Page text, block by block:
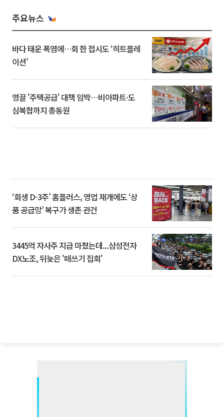
주요뉴스
바다 태운 폭염에…회 한 접시도 ‘히트플레
이션’
영끌 '주택공급' 대책 임박⋯비아파트·도
심복합까지 총동원
‘회생 D-3주’ 홈플러스, 영업 재개에도 ‘상
품 공급망’ 복구가 생존 관건
3445억 자사주 지급 마쳤는데...삼성전자
DX노조, 뒤늦은 '떼쓰기 집회'